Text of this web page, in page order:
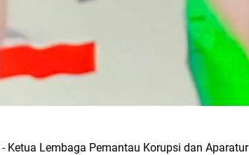
- Ketua Lembaga Pemantau Korupsi dan Aparatur